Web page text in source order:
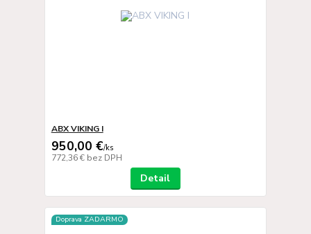
ABX VIKING I
950,00 €/ks
772,36 € bez DPH
Detail
Doprava ZADARMO